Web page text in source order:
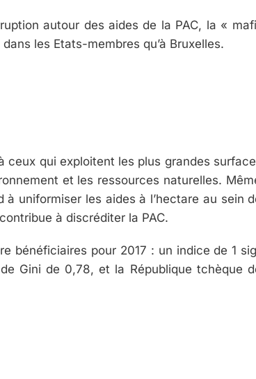
autour des aides de la PAC, la «
les Etats-membres qu’à Bruxelles.
ceux qui exploitent les plus grandes
et les ressources naturelles.
uniformiser les aides à l’hectare au sein
à discréditer la PAC.
bénéficiaires pour 2017 : un indice de 1
Gini de 0,78, et la République tchèque